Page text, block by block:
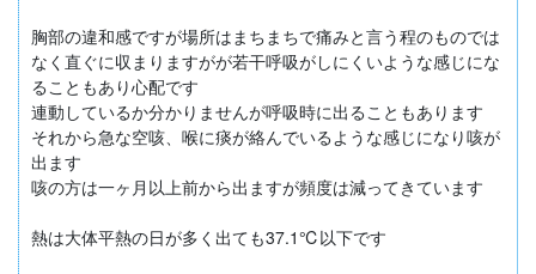
胸部の違和感ですが場所はまちまちで痛みと言う程のものでは
なく直ぐに収まりますがが若干呼吸がしにくいような感じにな
ることもあり心配です
連動しているか分かりませんが呼吸時に出ることもあります
それから急な空咳、喉に痰が絡んでいるような感じになり咳が
出ます
咳の方は一ヶ月以上前から出ますが頻度は減ってきています
熱は大体平熱の日が多く出ても37.1℃以下です